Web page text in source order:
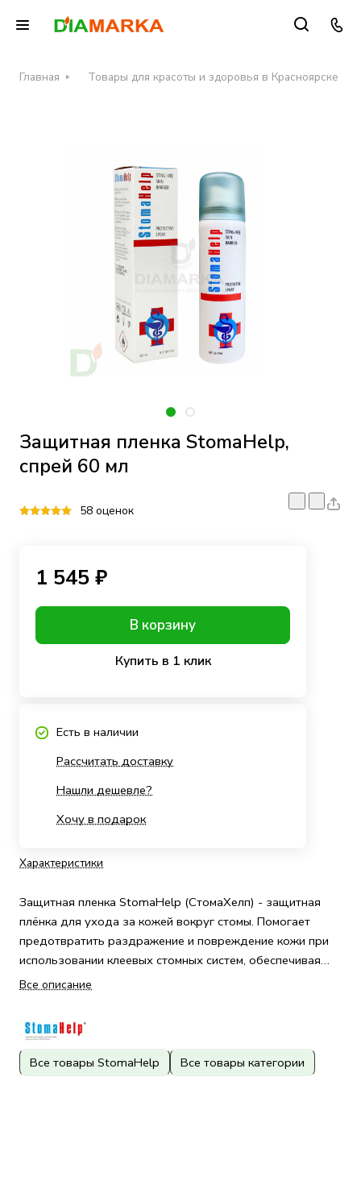
Главная Товары для красоты и здоровья в Красноярске
Защитная пленка StomaHelp,
спрей 60 мл
58 оценок
Характеристики
Защитная пленка StomaHelp (СтомаХелп) - защитная
плёнка для ухода за кожей вокруг стомы. Помогает
предотвратить раздражение и повреждение кожи при
использовании клеевых стомных систем, обеспечивая
надёжную защиту и комфорт.
Все описание
Все товары StomaHelp Все товары категории
1 545 ₽
В корзину
Купить в 1 клик
Есть в наличии
Рассчитать доставку
Нашли дешевле?
Хочу в подарок